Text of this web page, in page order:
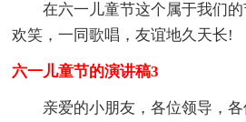
在六一儿童节这个属于我们
欢笑，一同歌唱，友谊地久天长!
六一儿童节的演讲稿3
亲爱的小朋友，各位领导，各